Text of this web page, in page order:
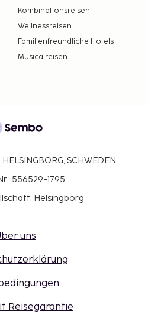
Kombinationsreisen
Wellnessreisen
Familienfreundliche Hotels
Musicalreisen
SCHWEDEN
556529-1795
Helsingborg
uns
Reisegarantie